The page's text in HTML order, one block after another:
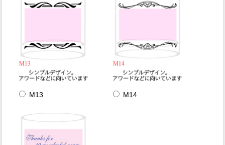
M13 M14